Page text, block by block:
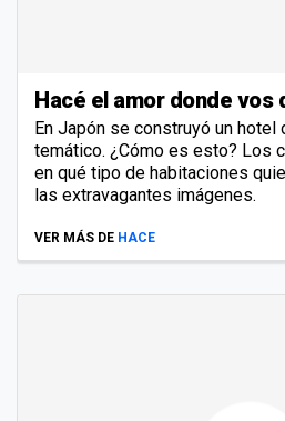
Hacé el amor donde vos
En Japón se construyó un hotel
temático. ¿Cómo es esto? Los
en qué tipo de habitaciones
las extravagantes imágenes.
VER MÁS DE HACE